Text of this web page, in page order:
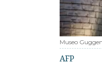
Museo
AFP